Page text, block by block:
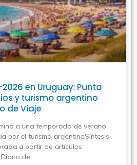
en Uruguay: Punta
y turismo argentino
de Viaje
a una temporada de verano
por el turismo argentinoSíntesis
a partir de artículos
de